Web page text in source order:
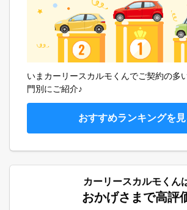
いまカーリースカルモくんでご契約の多
門別にご紹介♪
おすすめランキングを見
カーリースカルモくん
おかげさまで高評